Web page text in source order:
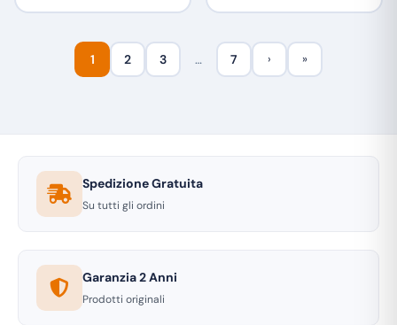
1 2 3 … 7 › »
Spedizione Gratuita
Su tutti gli ordini
Garanzia 2 Anni
Prodotti originali